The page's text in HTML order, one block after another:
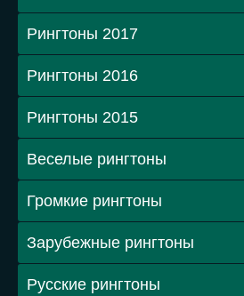
Рингтоны 2017
Рингтоны 2016
Рингтоны 2015
Веселые рингтоны
Громкие рингтоны
Зарубежные рингтоны
Русские рингтоны